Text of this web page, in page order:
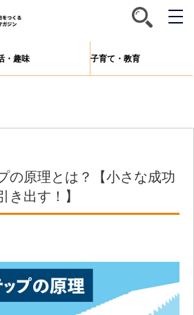
メ
・趣味 子育て・教育
の原理とは？【小さな成功
き出す！】